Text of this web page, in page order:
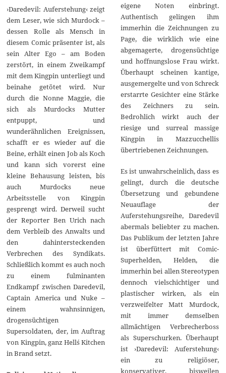
›Daredevil: Auferstehung‹ zeigt
dem Leser, wie sich Murdock –
dessen Rolle als Mensch in
diesem Comic präsenter ist, als
sein Alter Ego – am Boden
zerstört, in einem Zweikampf
mit dem Kingpin unterliegt und
beinahe getötet wird. Nur
durch die Nonne Maggie, die
sich als Murdocks Mutter
entpuppt, und
wunderähnlichen Ereignissen,
schafft er es wieder auf die
Beine, erhält einen Job als Koch
und kann sich vorerst eine
kleine Behausung leisten, bis
auch Murdocks neue
Arbeitsstelle von Kingpin
gesprengt wird. Derweil sucht
der Reporter Ben Urich nach
dem Verbleib des Anwalts und
den dahintersteckenden
Verbrechen des Syndikats.
Schließlich kommt es auch noch
zu einem fulminanten
Endkampf zwischen Daredevil,
Captain America und Nuke –
einem wahnsinnigen,
drogensüchtigen
Supersoldaten, der, im Auftrag
von Kingpin, ganz Hell´s Kitchen
in Brand setzt.
eigene Noten einbringt.
Authentisch gelingen ihm
immerhin die Zeichnungen zu
Page, die wirklich wie eine
abgemagerte, drogensüchtige
und hoffnungslose Frau wirkt.
Überhaupt scheinen kantige,
ausgemergelte und von Schreck
erstarrte Gesichter eine Stärke
des Zeichners zu sein.
Bedrohlich wirkt auch der
riesige und surreal massige
Kingpin in Mazzucchellis
übertriebenen Zeichnungen.
Es ist unwahrscheinlich, dass es
gelingt, durch die deutsche
Übersetzung und gebundene
Neuauflage der
Auferstehungsreihe, Daredevil
abermals beliebter zu machen.
Das Publikum der letzten Jahre
ist überfüttert mit Comic-
Superhelden, Helden, die
immerhin bei allen Stereotypen
dennoch vielschichtiger und
plastischer wirken, als ein
verzweifelter Matt Murdock,
mit immer demselben
allmächtigen Verbrecherboss
als Superschurken. Überhaupt
ist ›Daredevil: Auferstehung‹
ein zu religiöser,
konservativer, bisweilen